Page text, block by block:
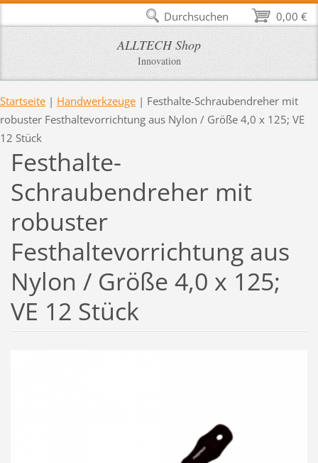
ALLTECH Shop
Innovation
Startseite | Handwerkzeuge | Festhalte-Schraubendreher mit
robuster Festhaltevorrichtung aus Nylon / Größe 4,0 x 125; VE
12 Stück
Festhalte-
Schraubendreher mit
robuster
Festhaltevorrichtung aus
Nylon / Größe 4,0 x 125;
VE 12 Stück
0,00 €
Durchsuchen